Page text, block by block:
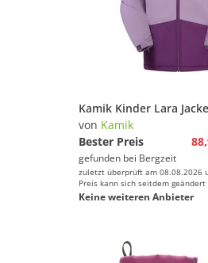
Kamik Kinder Lara Jacke
von Kamik
Bester Preis
gefunden bei Bergzeit
zuletzt überprüft am 08.08.2026
Preis kann sich seitdem geändert
Keine weiteren Anbieter